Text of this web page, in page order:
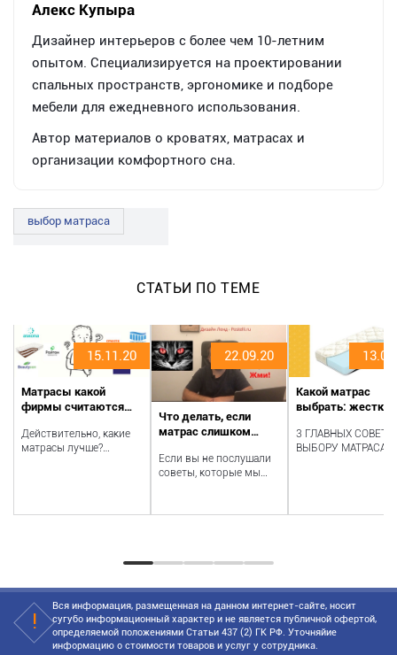
Алекс Купыра
Дизайнер интерьеров с более чем 10-летним
опытом. Специализируется на проектировании
спальных пространств, эргономике и подборе
мебели для ежедневного использования.
Автор материалов о кроватях, матрасах и
организации комфортного сна.
выбор матраса
СТАТЬИ ПО ТЕМЕ
15.11.20
Матрасы какой
фирмы считаются
Действительно, какие
матрасы лучше?
22.09.20
Что делать, если
матрас слишком
Если вы не послушали
советы, которые мы
жесткий матр...
Какой матрас
выбрать:
3 ГЛАВНЫХ СОВЕТА
ВЫБОРУ МАТРАСА.
Вся информация, размещенная на данном интернет-сайте, носит
сугубо информационный характер и не является публичной офертой,
определяемой положениями Статьи 437 (2) ГК РФ. Уточняйие
информацию о стоимости товаров и услуг у сотрудника.